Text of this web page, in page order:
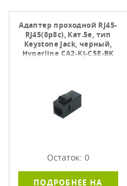
Адаптер проходной RJ45-
RJ45(8p8c), Кат.5e, тип
Keystone Jack, черный,
Hyperline CA2-KJ-C5E-BK
Остаток: 0
ПОДРОБНЕЕ НА